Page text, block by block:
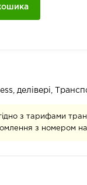
делівері,
з тарифами
з номером